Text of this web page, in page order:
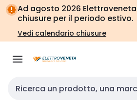
Vai alla
navigazione
Vai
alla
pagina
Ad agosto 2026
chiusure per il periodo estivo.
Vedi calendario chiusure
Cerca input